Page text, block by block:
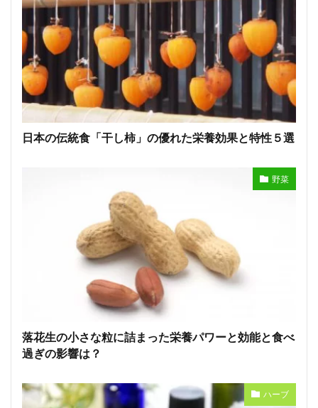
日本の伝統食「干し柿」の優れた栄養効果と特性５選
野菜
落花生の小さな粒に詰まった栄養パワーと効能と食べ
過ぎの影響は？
ハーブ